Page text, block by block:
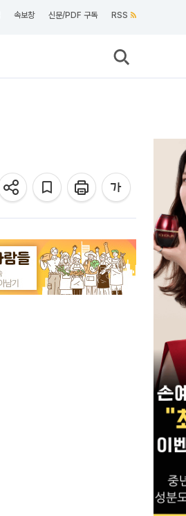
속보창 신문/PDF 구독 RSS